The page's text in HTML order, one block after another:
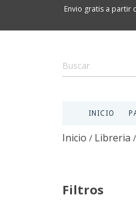
Envio gratis a partir
INICIO
Inicio / Libreria /
Filtros